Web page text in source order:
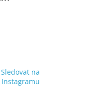
Sledovat na
Instagramu